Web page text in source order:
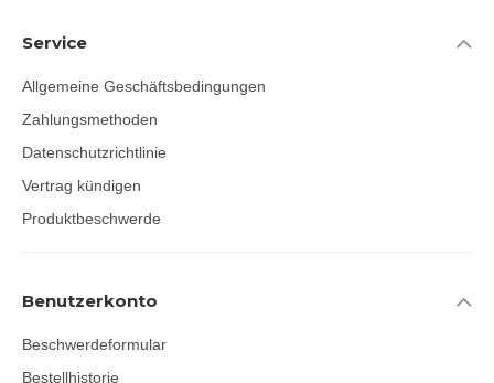
Service
Allgemeine Geschäftsbedingungen
Zahlungsmethoden
Datenschutzrichtlinie
Vertrag kündigen
Produktbeschwerde
Benutzerkonto
Beschwerdeformular
Bestellhistorie